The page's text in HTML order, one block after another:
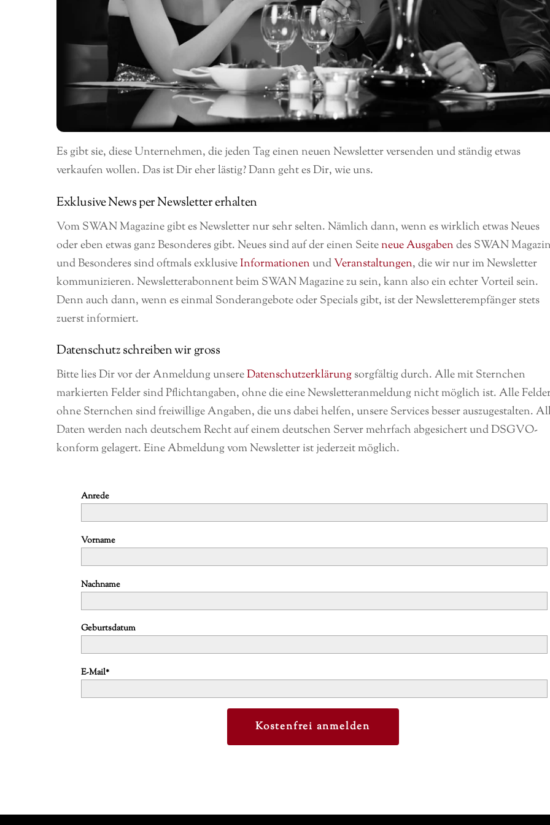
Es gibt sie, diese Unternehmen, die jeden Tag einen neuen Newsletter versenden und ständig etwas
verkaufen wollen. Das ist Dir eher lästig? Dann geht es Dir, wie uns.
Exklusive News per Newsletter erhalten
Vom SWAN Magazine gibt es Newsletter nur sehr selten. Nämlich dann, wenn es wirklich etwas Neues
oder eben etwas ganz Besonderes gibt. Neues sind auf der einen Seiteneue Ausgabendes SWAN
und Besonderes sind oftmals exklusiveInformationenundVeranstaltungen, die wir nur im Newsletter
kommunizieren. Newsletterabonnent beim SWAN Magazine zu sein, kann also ein echter Vorteil sein.
Denn auch dann, wenn es einmal Sonderangebote oder Specials gibt, ist der Newsletterempfänger stets
zuerst informiert.
Datenschutz schreiben wir gross
Bitte lies Dir vor der Anmeldung unsereDatenschutzerklärungsorgfältig durch. Alle mit Sternchen
markierten Felder sind Pflichtangaben, ohne die eine Newsletteranmeldung nicht möglich ist. Alle
ohne Sternchen sind freiwillige Angaben, die uns dabei helfen, unsere Services besser auszugestalten.
Daten werden nach deutschem Recht auf einem deutschen Server mehrfach abgesichert und DSGVO-
konform gelagert. Eine Abmeldung vom Newsletter ist jederzeit möglich.
Anrede
Vorname
Nachname
Geburtsdatum
E-Mail*
Kostenfrei anmelden